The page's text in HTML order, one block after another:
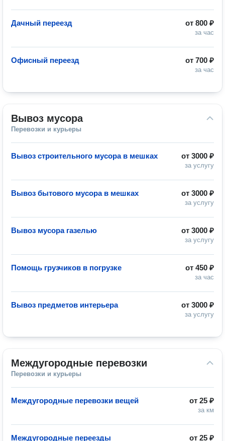
от 800 ₽
за час
Дачный переезд
от 700 ₽
за час
Офисный переезд
Вывоз мусора
Перевозки и курьеры
от 3000 ₽
за услугу
Вывоз строительного мусора в мешках
от 3000 ₽
за услугу
Вывоз бытового мусора в мешках
от 3000 ₽
за услугу
Вывоз мусора газелью
от 450 ₽
за час
Помощь грузчиков в погрузке
от 3000 ₽
за услугу
Вывоз предметов интерьера
Междугородные перевозки
Перевозки и курьеры
от 25 ₽
за км
Междугородные перевозки вещей
от 25 ₽
Междугородные переезды